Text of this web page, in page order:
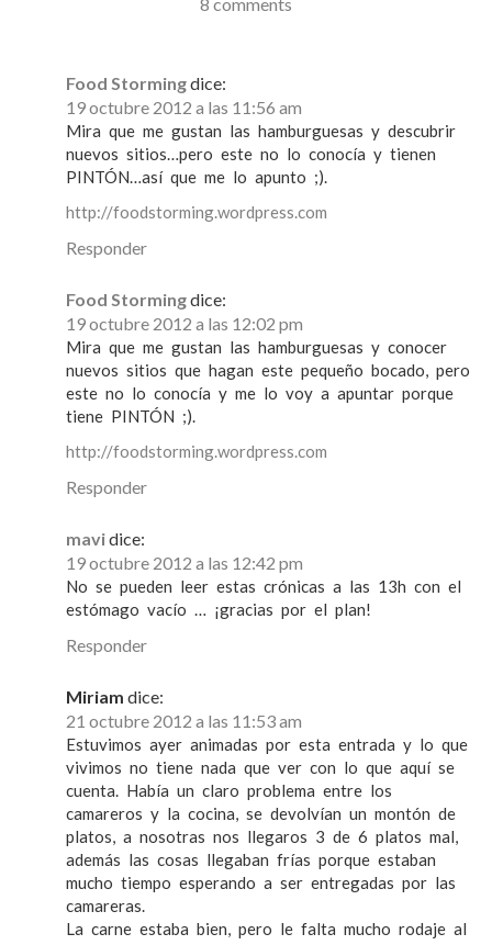
Food Stormingdice:
19 octubre 2012 a las 11:56 am
Mira que me gustan las hamburguesas y descubrir
nuevos sitios…pero este no lo conocía y tienen
PINTÓN…así que me lo apunto ;).
http://foodstorming.wordpress.com
Responder
Food Stormingdice:
19 octubre 2012 a las 12:02 pm
Mira que me gustan las hamburguesas y conocer
nuevos sitios que hagan este pequeño bocado, pero
este no lo conocía y me lo voy a apuntar porque
tiene PINTÓN ;).
http://foodstorming.wordpress.com
Responder
mavidice:
19 octubre 2012 a las 12:42 pm
No se pueden leer estas crónicas a las 13h con el
estómago vacío … ¡gracias por el plan!
Responder
Miriam dice:
21 octubre 2012 a las 11:53 am
Estuvimos ayer animadas por esta entrada y lo que
vivimos no tiene nada que ver con lo que aquí se
cuenta. Había un claro problema entre los
camareros y la cocina, se devolvían un montón de
platos, a nosotras nos llegaros 3 de 6 platos mal,
además las cosas llegaban frías porque estaban
mucho tiempo esperando a ser entregadas por las
camareras.
La carne estaba bien, pero le falta mucho rodaje al